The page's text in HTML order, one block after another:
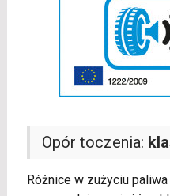
Opór toczenia:
Różnice w zużyciu